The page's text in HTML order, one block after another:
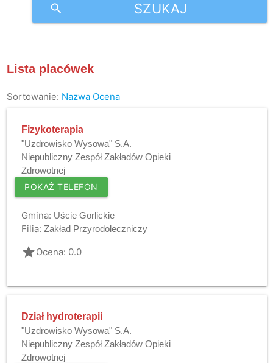
SZUKAJ
search
Lista placówek
Sortowanie: Nazwa Ocena
Fizykoterapia
"Uzdrowisko Wysowa" S.A.
Niepubliczny Zespół Zakładów Opieki
Zdrowotnej
POKAŻ TELEFON
Gmina: Uście Gorlickie
Filia: Zakład Przyrodoleczniczy
gradeOcena: 0.0
Dział hydroterapii
"Uzdrowisko Wysowa" S.A.
Niepubliczny Zespół Zakładów Opieki
Zdrowotnej